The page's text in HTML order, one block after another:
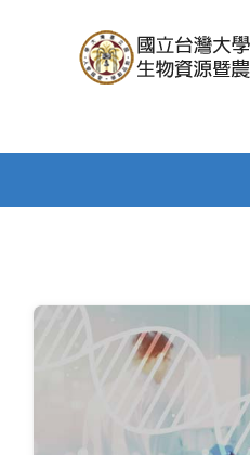
navigation